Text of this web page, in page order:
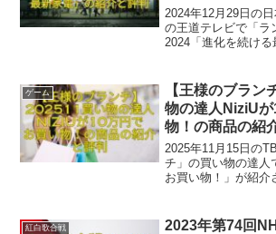
2024年12月29日の
の王道テレビで「ラ
2024「進化を続ける
されましたね。ロケ
楽町店でした。こ
部関連商品とその評
す。参考になれば幸
ゲーム
【王様のブラン
物の達人NiziU
物！の商品の紹
2025年11月15日の
チ」の買い物の達人
お買い物！」が紹介
人は小林麗奈さん
RIKUさん、MAYA
ケはでした。参考に
紅白歌合戦
2023年第74回